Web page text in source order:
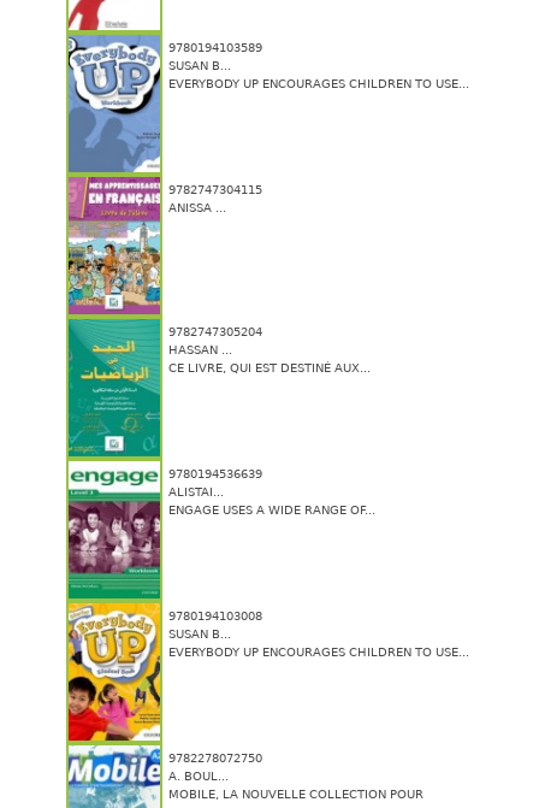
9780194103589
SUSAN B...
EVERYBODY UP ENCOURAGES CHILDREN TO USE...
9782747304115
ANISSA ...
9782747305204
HASSAN ...
CE LIVRE, QUI EST DESTINÉ AUX...
9780194536639
ALISTAI...
ENGAGE USES A WIDE RANGE OF...
9780194103008
SUSAN B...
EVERYBODY UP ENCOURAGES CHILDREN TO USE...
9782278072750
A. BOUL...
MOBILE, LA NOUVELLE COLLECTION POUR